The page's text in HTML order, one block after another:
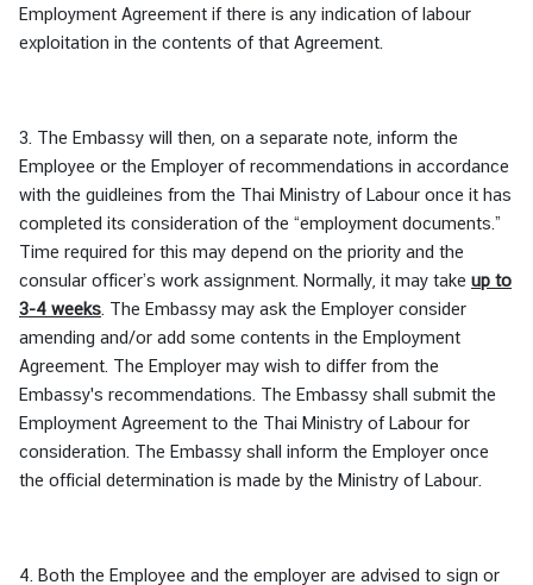
Employment Agreement if there is any indication of labour
exploitation in the contents of that Agreement.
3. The Embassy will then, on a separate note, inform the
Employee or the Employer of recommendations in accordance
with the guidleines from the Thai Ministry of Labour once it has
completed its consideration of the “employment documents.”
Time required for this may depend on the priority and the
consular officer’s work assignment. Normally, it may take up to
3-4 weeks . The Embassy may ask the Employer consider
amending and/or add some contents in the Employment
Agreement. The Employer may wish to differ from the
Embassy's recommendations. The Embassy shall submit the
Employment Agreement to the Thai Ministry of Labour for
consideration. The Embassy shall inform the Employer once
the official determination is made by the Ministry of Labour.
4. Both the Employee and the employer are advised to sign or